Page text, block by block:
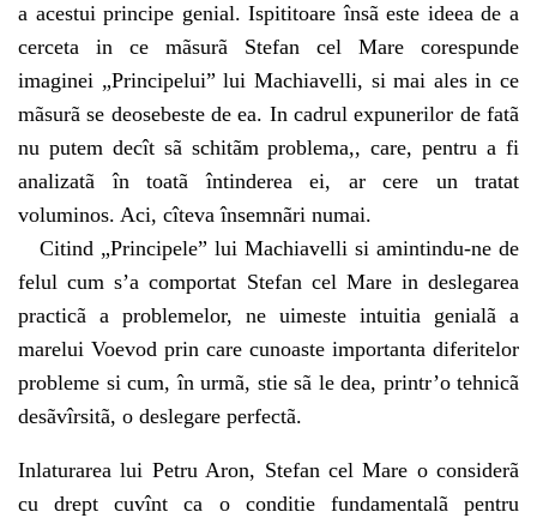
a acestui principe genial. Ispititoare însã este ideea de a
cerceta in ce mãsurã Stefan cel Mare corespunde
imaginei „Principelui” lui Machiavelli, si mai ales in ce
mãsurã se deosebeste de ea. In cadrul expunerilor de fatã
nu putem decît sã schitãm problema,, care, pentru a fi
analizatã în toatã întinderea ei, ar cere un tratat
voluminos. Aci, cîteva însemnãri numai.
Citind „Principele” lui Machiavelli si amintindu-ne de
felul cum s’a comportat Stefan cel Mare in deslegarea
practicã a problemelor, ne uimeste intuitia genialã a
marelui Voevod prin care cunoaste importanta diferitelor
probleme si cum, în urmã, stie sã le dea, printr’o tehnicã
desãvîrsitã, o deslegare perfectã.
Inlaturarea lui Petru Aron, Stefan cel Mare o considerã
cu drept cuvînt ca o conditie fundamentalã pentru